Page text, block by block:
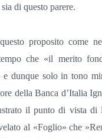
di questo parere.
proposito come
che «il merito
e dunque solo in tono
della Banca d’Italia
il punto di vista
al «Foglio» che